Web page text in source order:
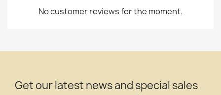
No customer reviews for the moment.
Get our latest news and special sales